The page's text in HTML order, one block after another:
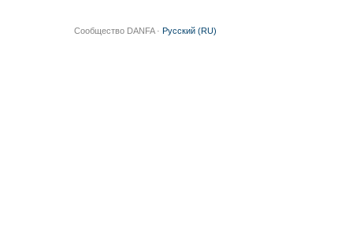
Сообщество DANFA · Русский (RU)